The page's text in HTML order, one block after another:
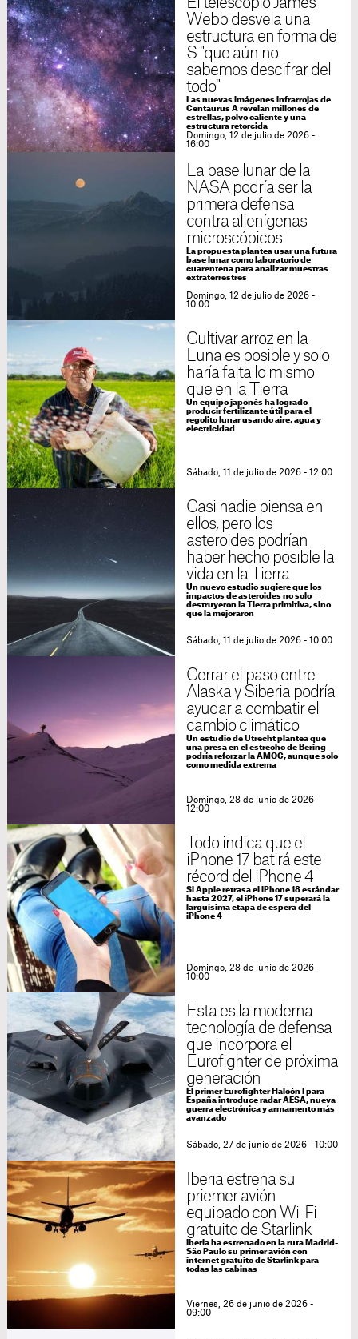
El telescopio James
Webb desvela una
estructura en forma de
S "que aún no
sabemos descifrar del
todo"
Las nuevas imágenes infrarrojas de
Centaurus A revelan millones de
estrellas, polvo caliente y una
estructura retorcida
Domingo, 12 de julio de 2026 -
16:00
La base lunar de la
NASA podría ser la
primera defensa
contra alienígenas
microscópicos
La propuesta plantea usar una futura
base lunar como laboratorio de
cuarentena para analizar muestras
extraterrestres
Domingo, 12 de julio de 2026 -
10:00
Cultivar arroz en la
Luna es posible y solo
haría falta lo mismo
que en la Tierra
Un equipo japonés ha logrado
producir fertilizante útil para el
regolito lunar usando aire, agua y
electricidad
Sábado, 11 de julio de 2026 - 12:00
Casi nadie piensa en
ellos, pero los
asteroides podrían
haber hecho posible la
vida en la Tierra
Un nuevo estudio sugiere que los
impactos de asteroides no solo
destruyeron la Tierra primitiva, sino
que la mejoraron
Sábado, 11 de julio de 2026 - 10:00
Cerrar el paso entre
Alaska y Siberia podría
ayudar a combatir el
cambio climático
Un estudio de Utrecht plantea que
una presa en el estrecho de Bering
podría reforzar la AMOC, aunque solo
como medida extrema
Domingo, 28 de junio de 2026 -
12:00
Todo indica que el
iPhone 17 batirá este
récord del iPhone 4
Si Apple retrasa el iPhone 18 estándar
hasta 2027, el iPhone 17 superará la
larguísima etapa de espera del
iPhone 4
Domingo, 28 de junio de 2026 -
10:00
Esta es la moderna
tecnología de defensa
que incorpora el
Eurofighter de próxima
generación
El primer Eurofighter Halcón I para
España introduce radar AESA, nueva
guerra electrónica y armamento más
avanzado
Sábado, 27 de junio de 2026 - 10:00
Iberia estrena su
priemer avión
equipado con Wi-Fi
gratuito de Starlink
Iberia ha estrenado en la ruta Madrid-
São Paulo su primer avión con
internet gratuito de Starlink para
todas las cabinas
Viernes, 26 de junio de 2026 -
09:00